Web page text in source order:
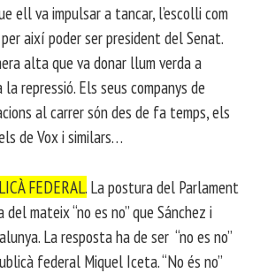
ell va impulsar a tancar, l’escolli com
així poder ser president del Senat.
alta que va donar llum verda a
repressió. Els seus companys de
al carrer són des de fa temps, els
de Vox i similars…
FEDERAL. La postura del Parlament
mateix “no es no” que Sánchez i
La resposta ha de ser “no es no”
federal Miquel Iceta. “No és no”